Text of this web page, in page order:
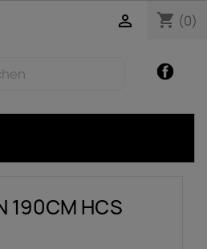
shopping_cart (0)

190CM HCS